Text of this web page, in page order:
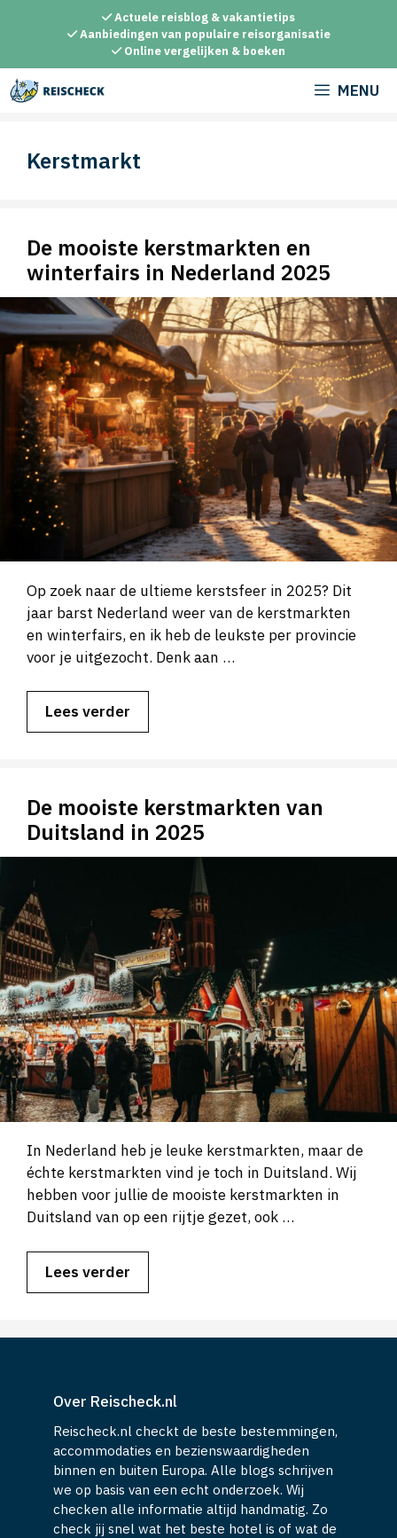
inhoud
Actuele reisblog & vakantietips
Aanbiedingen van populaire reisorganisatie
Online vergelijken & boeken
MENU
Kerstmarkt
De mooiste kerstmarkten en
winterfairs in Nederland 2025
Op zoek naar de ultieme kerstsfeer in 2025? Dit
jaar barst Nederland weer van de kerstmarkten
en winterfairs, en ik heb de leukste per provincie
voor je uitgezocht. Denk aan …
Lees verder
De mooiste kerstmarkten van
Duitsland in 2025
In Nederland heb je leuke kerstmarkten, maar de
échte kerstmarkten vind je toch in Duitsland. Wij
hebben voor jullie de mooiste kerstmarkten in
Duitsland van op een rijtje gezet, ook …
Lees verder
Over Reischeck.nl
Reischeck.nl checkt de beste bestemmingen,
accommodaties en bezienswaardigheden
binnen en buiten Europa. Alle blogs schrijven
we op basis van een echt onderzoek. Wij
checken alle informatie altijd handmatig. Zo
check jij snel wat het beste hotel is of wat de